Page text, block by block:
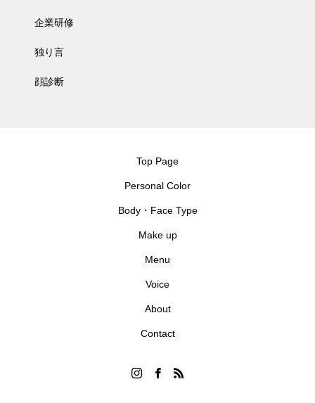
企業研修
独り言
顔診断
Top Page
Personal Color
Body・Face Type
Make up
Menu
Voice
About
Contact